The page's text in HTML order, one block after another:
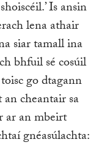
Is ansin
lena athair
siar tamall ina
bhfuil sé cosúil
go dtagann
cheantair sa
ar an mbeirt
gnéasúlachta: